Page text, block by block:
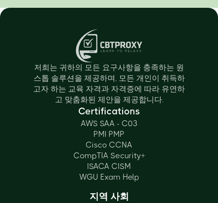
저희는 귀하의 모든 요구사항을 충족하는 원
스톱 솔루션을 제공하며, 모든 개인이 취득하
고자 하는 교육 자격과 자격증에 따라 유연하
고 맞춤화된 제안을 제공합니다.
Certifications
AWS SAA - C03
PMI PMP
Cisco CCNA
CompTIA Security+
ISACA CISM
WGU Exam Help
지역 사회